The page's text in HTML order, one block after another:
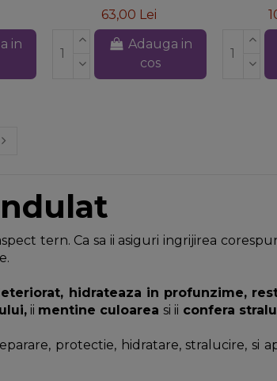
in
63,00 Lei
Adauga in
cos
tern. Ca sa ii asiguri ingrijirea
hidrateaza in profunzime,
ii mentine culoareasi ii confera
protectie, hidratare, stralucire, si